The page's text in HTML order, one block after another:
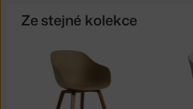
Ze stejné kolekce